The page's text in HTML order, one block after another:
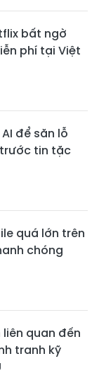
bất ngờ
phí tại Việt
để săn lỗ
tin tặc
quá lớn trên
chóng
quan đến
tranh kỹ